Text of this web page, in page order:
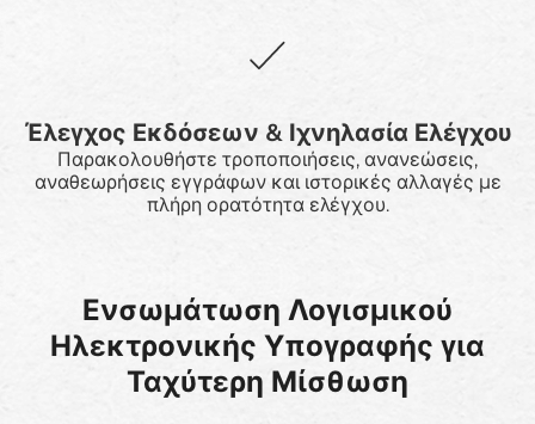
Έλεγχος Εκδόσεων & Ιχνηλασία Ελέγχου
Παρακολουθήστε τροποποιήσεις, ανανεώσεις,
αναθεωρήσεις εγγράφων και ιστορικές αλλαγές με
πλήρη ορατότητα ελέγχου.
Ενσωμάτωση Λογισμικού
Ηλεκτρονικής Υπογραφής για
Ταχύτερη Μίσθωση